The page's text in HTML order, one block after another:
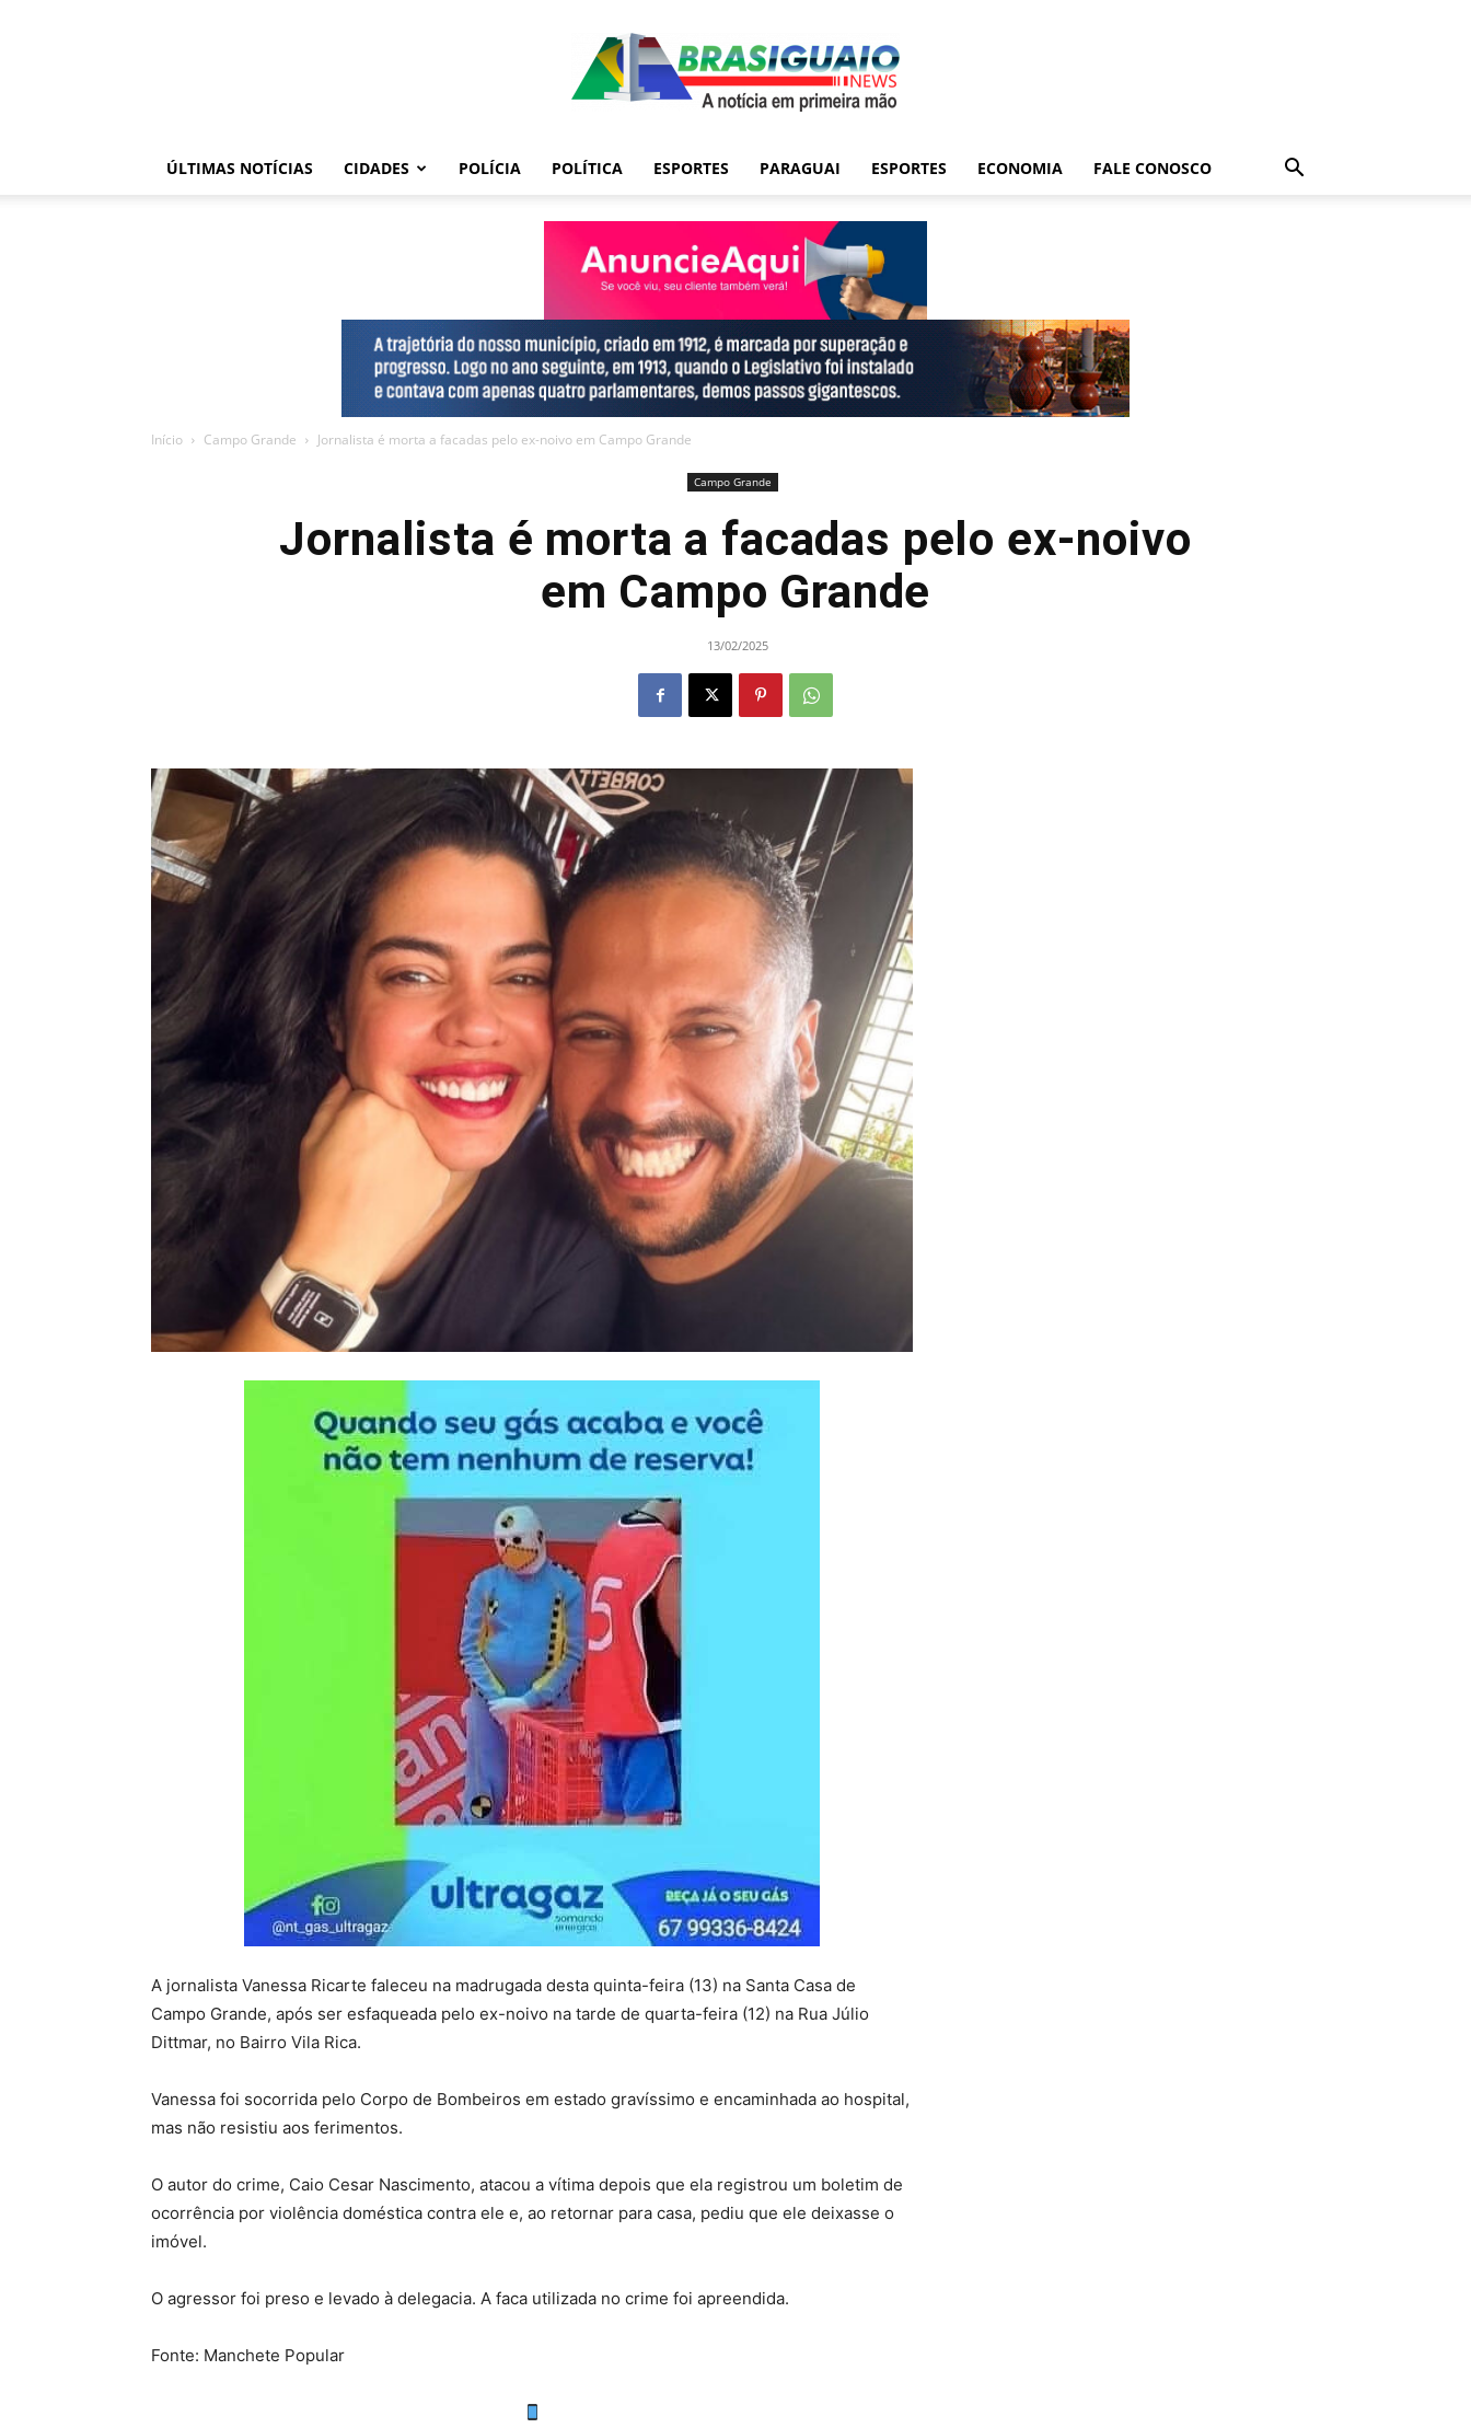
ÚLTIMAS NOTÍCIAS CIDADES POLÍCIA POLÍTICA ESPORTES PARAGUAI ESPORTES ECONOMIA FALE CONOSCO
Início Campo Grande Jornalista é morta a facadas pelo ex-noivo em Campo Grande
Campo Grande
Jornalista é morta a facadas pelo ex-noivo
em Campo Grande
13/02/2025
A jornalista Vanessa Ricarte faleceu na madrugada desta quinta-feira (13) na Santa Casa de
Campo Grande, após ser esfaqueada pelo ex-noivo na tarde de quarta-feira (12) na Rua Júlio
Dittmar, no Bairro Vila Rica.
Vanessa foi socorrida pelo Corpo de Bombeiros em estado gravíssimo e encaminhada ao hospital,
mas não resistiu aos ferimentos.
O autor do crime, Caio Cesar Nascimento, atacou a vítima depois que ela registrou um boletim de
ocorrência por violência doméstica contra ele e, ao retornar para casa, pediu que ele deixasse o
imóvel.
O agressor foi preso e levado à delegacia. A faca utilizada no crime foi apreendida.
Fonte: Manchete Popular